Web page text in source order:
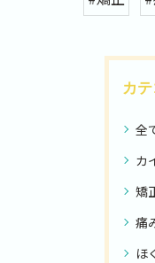
カ
全
カ
矯
痛
ほ